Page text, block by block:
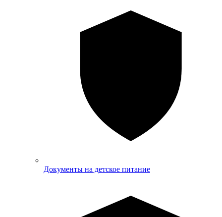
Документы на детское питание